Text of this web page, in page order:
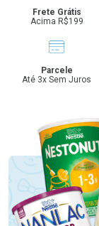
Frete Grátis
Acima R$199
Parcele
Até 3x Sem Juros